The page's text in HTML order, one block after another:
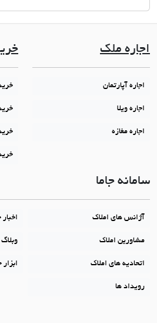
اجاره ملک
اجاره آپارتمان
اجاره ویلا
اجاره مغازه
سامانه جاما
آژانس های املاک اخبار
مشاورین املاک وبلاگ
اتحادیه های املاک ابزار
رویداد ها